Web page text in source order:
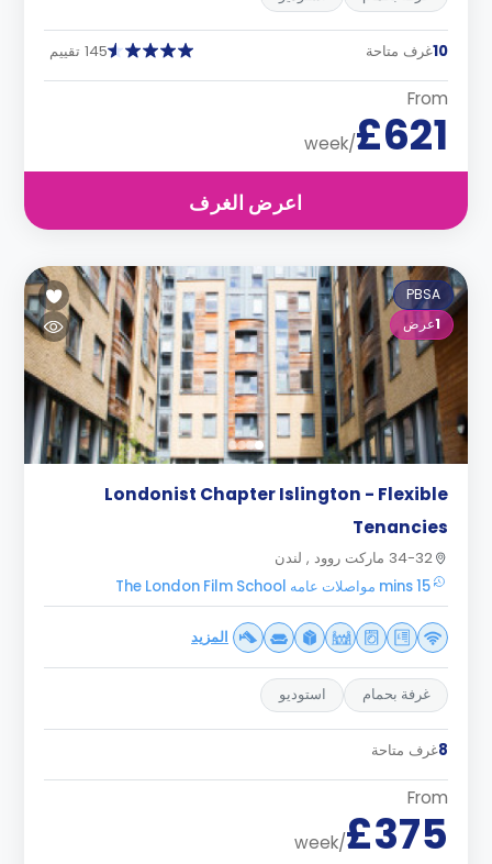
10غرف متاحة 145 تقييم
From
£621
/week
اعرض الغرف
PBSA
1عرض
Londonist Chapter Islington - Flexible
Tenancies
34-32 ماركت روود , لندن
15 mins مواصلات عامه The London Film School
المزيد
غرفة بحمام استوديو
8غرف متاحة
From
£375
/week